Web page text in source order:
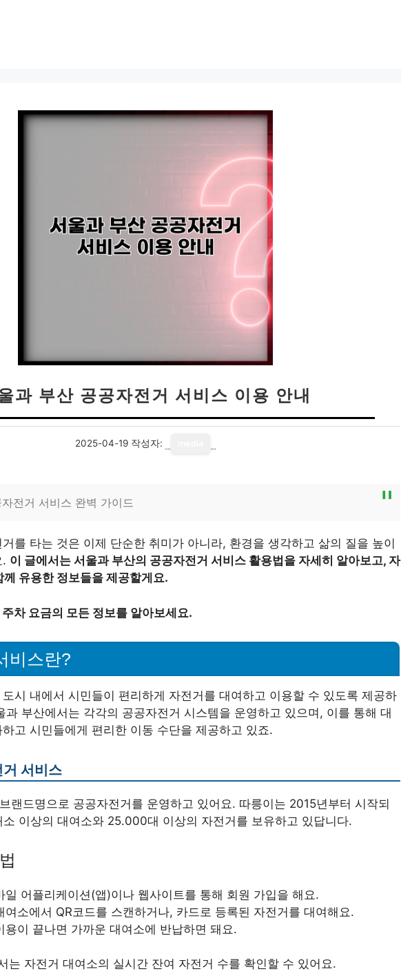
과 부산 공공자전거 서비스 이용 안내
2025-04-19 작성자:
전거 서비스 완벽 가이드
를 타는 것은 이제 단순한 취미가 아니라, 환경을 생각하고 삶의 질을 높이
. 이 글에서는 서울과 부산의 공공자전거 서비스 활용법을 자세히 알아보고, 자
유용한 정보들을 제공할게요.
차 요금의 모든 정보를 알아보세요.
비스란?
시 내에서 시민들이 편리하게 자전거를 대여하고 이용할 수 있도록 제공하
과 부산에서는 각각의 공공자전거 시스템을 운영하고 있으며, 이를 통해 대
고 시민들에게 편리한 이동 수단을 제공하고 있죠.
서비스
랜드명으로 공공자전거를 운영하고 있어요. 따릉이는 2015년부터 시작되
이상의 대여소와 25.000대 이상의 자전거를 보유하고 있답니다.
일 어플리케이션(앱)이나 웹사이트를 통해 회원 가입을 해요.
여소에서 QR코드를 스캔하거나, 카드로 등록된 자전거를 대여해요.
용이 끝나면 가까운 대여소에 반납하면 돼요.
는 자전거 대여소의 실시간 잔여 자전거 수를 확인할 수 있어요.